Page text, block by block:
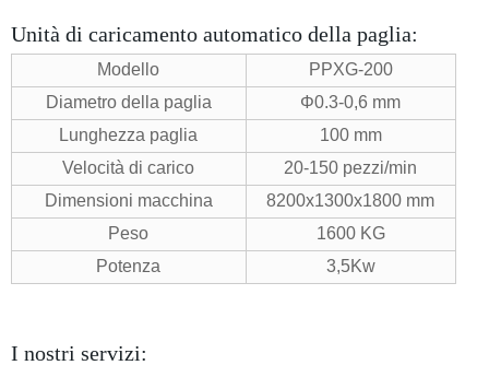
Unità di caricamento automatico della paglia:
Modello
PPXG-200
Diametro della paglia
Φ0.3-0,6 mm
Lunghezza paglia
100 mm
Velocità di carico
20-150 pezzi/min
Dimensioni macchina
8200x1300x1800 mm
Peso
1600 KG
Potenza
3,5Kw
I nostri servizi: